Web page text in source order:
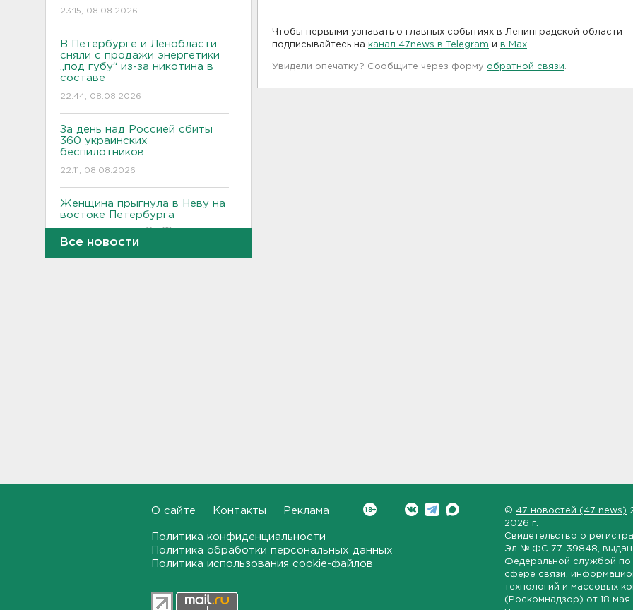
23:15, 08.08.2026
В Петербурге и Ленобласти
сняли с продажи энергетики
„под губу“ из-за никотина в
составе
22:44, 08.08.2026
За день над Россией сбиты
360 украинских
беспилотников
22:11, 08.08.2026
Женщина прыгнула в Неву на
востоке Петербурга
императора Павла I
открылась в Гатчине
Администрация Ленобласти:
Борьба с огнем на
Все новости
Чтобы первыми узнавать о главных событиях в Ленинградской области -
подписывайтесь на канал 47news в Telegram и в Maх
Увидели опечатку? Сообщите через форму обратной связи
О сайте Контакты Реклама
Политика конфиденциальности
Политика обработки персональных данных
Политика использования cookie-файлов
© 47 новостей (47 news)
2026 г.
Свидетельство о
Эл № ФС 77-39848 ,
Федеральной службой по
сфере связи,
технологий и массовых
(Роскомнадзор) от 18 мая